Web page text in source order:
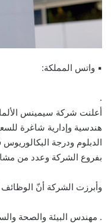
▪ واتس المملكة:
.
هندسية وإدارية شاغرة
الدبلوم ودرجة
بفروع الشركة وعدد من
وأبرزت الشركة أنّ
. مهندس البيئة والصحة